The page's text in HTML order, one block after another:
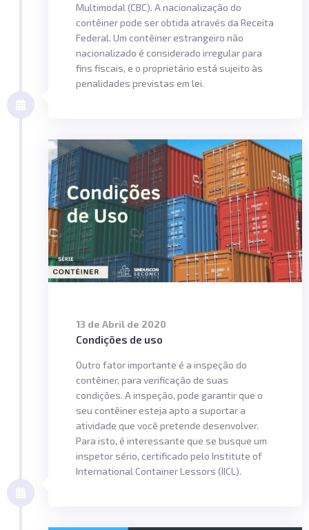
Multimodal (CBC). A nacionalização do
contêiner pode ser obtida através da Receita
Federal. Um contêiner estrangeiro não
nacionalizado é considerado irregular para
fins fiscais, e o proprietário está sujeito às
penalidades previstas em lei.
13 de Abril de 2020
Condições de uso
Outro fator importante é a inspeção do
contêiner, para verificação de suas
condições. A inspeção, pode garantir que o
seu contêiner esteja apto a suportar a
atividade que você pretende desenvolver.
Para isto, é interessante que se busque um
inspetor sério, certificado pelo Institute of
International Container Lessors (IICL).